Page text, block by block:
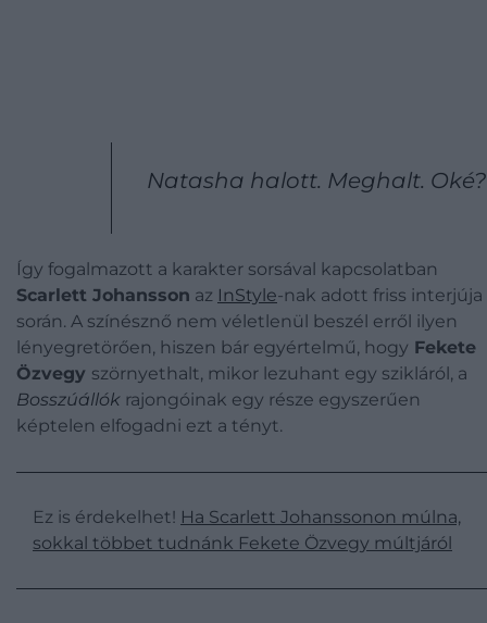
Natasha halott. Meghalt. Oké?
Így fogalmazott a karakter sorsával kapcsolatban
Scarlett Johansson az InStyle-nak adott friss interjúja
során. A színésznő nem véletlenül beszél erről ilyen
lényegretörően, hiszen bár egyértelmű, hogy Fekete
Özvegy szörnyethalt, mikor lezuhant egy szikláról, a
Bosszúállók rajongóinak egy része egyszerűen
képtelen elfogadni ezt a tényt.
Ez is érdekelhet! Ha Scarlett Johanssonon múlna,
sokkal többet tudnánk Fekete Özvegy múltjáról